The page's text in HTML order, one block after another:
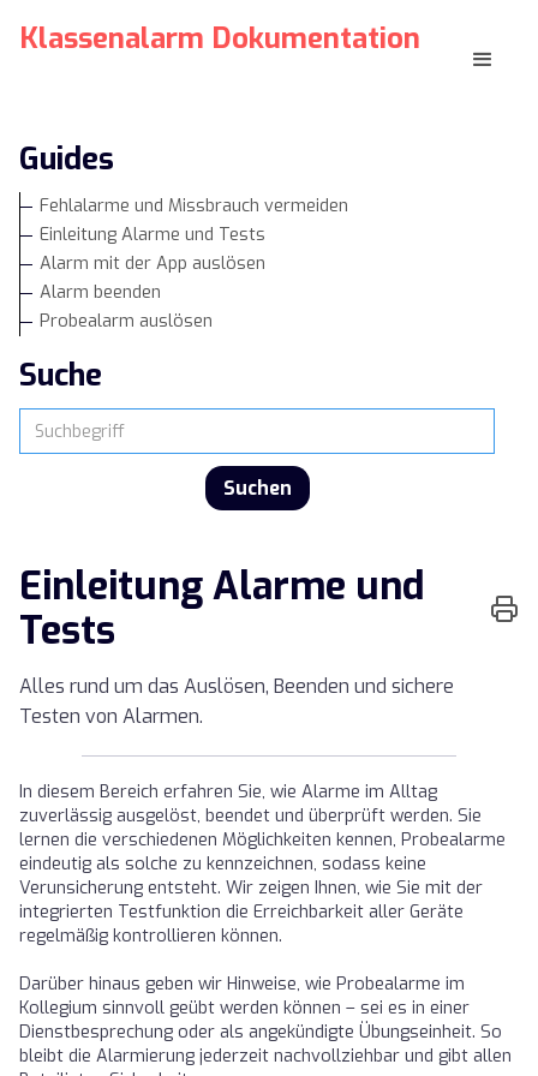
Klassenalarm Dokumentation
Guides
Fehlalarme und Missbrauch vermeiden
Einleitung Alarme und Tests
Alarm mit der App auslösen
Alarm beenden
Probealarm auslösen
Suche
Einleitung Alarme und
Tests
Alles rund um das Auslösen, Beenden und sichere
Testen von Alarmen.
In diesem Bereich erfahren Sie, wie Alarme im Alltag
zuverlässig ausgelöst, beendet und überprüft werden. Sie
lernen die verschiedenen Möglichkeiten kennen, Probealarme
eindeutig als solche zu kennzeichnen, sodass keine
Verunsicherung entsteht. Wir zeigen Ihnen, wie Sie mit der
integrierten Testfunktion die Erreichbarkeit aller Geräte
regelmäßig kontrollieren können.
Darüber hinaus geben wir Hinweise, wie Probealarme im
Kollegium sinnvoll geübt werden können – sei es in einer
Dienstbesprechung oder als angekündigte Übungseinheit. So
bleibt die Alarmierung jederzeit nachvollziehbar und gibt allen